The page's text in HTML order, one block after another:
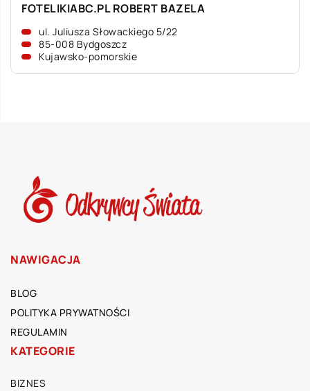
FOTELIKIABC.PL ROBERT BAZELA
ul. Juliusza Słowackiego 5/22
85-008 Bydgoszcz
Kujawsko-pomorskie
NAWIGACJA
BLOG
POLITYKA PRYWATNOŚCI
REGULAMIN
KATEGORIE
BIZNES